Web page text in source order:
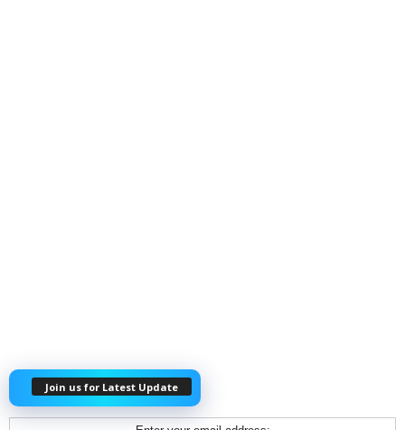
Join us for Latest Update